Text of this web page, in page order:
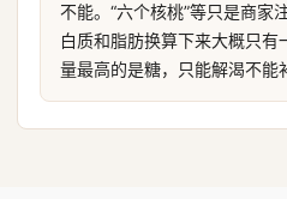
不能。“六个核桃”等只是商家
白质和脂肪换算下来大概只
量最高的是糖，只能解渴不能